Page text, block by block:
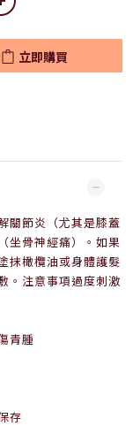
立即購買
關節炎（尤其是膝蓋
坐骨神經痛）。如果
抹橄欖油或身體護髮
。注意事項過度刺激
青腫
存